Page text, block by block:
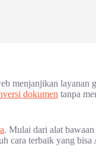
menjanjikan layanan
dokumen tanpa
. Mulai dari alat bawaan
cara terbaik yang bisa